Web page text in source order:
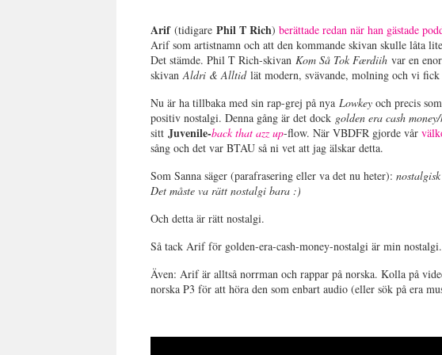
Arif(tidigarePhil T Rich)berättade redan när han gästade
Arif som artistnamn och att den kommande skivan skulle låta
Det stämde. Phil T Rich-skivanKom Så Tok Færdiihvar en
skivanAldri & Alltidlät modern, svävande, molning och vi
Nu är ha tillbaka med sin rap-grej på nyaLowkey och precis
positiv nostalgi. Denna gång är det dock golden era cash
sittJuvenile-back that azz up-flow. När VBDFR gjorde vår
sång och det var BTAU så ni vet att jag älskar detta.
Som Sanna säger (parafrasering eller va det nu heter):
Det måste va rätt nostalgi bara :)
Och detta är rätt nostalgi.
Så tack Arif för golden-era-cash-money-nostalgi är min nostalgi.
Även: Arif är alltså norrman och rappar på norska. Kolla på
norska P3 för att höra den som enbart audio (eller sök på era